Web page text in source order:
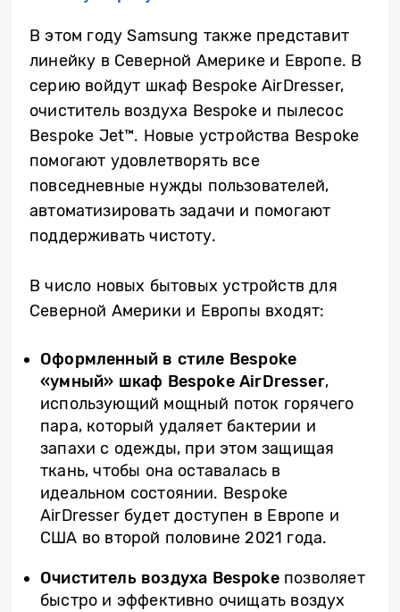
В этом году Samsung также представит
линейку в Северной Америке и Европе. В
серию войдут шкаф Bespoke AirDresser,
очиститель воздуха Bespoke и пылесос
Bespoke Jet™. Новые устройства Bespoke
помогают удовлетворять все
повседневные нужды пользователей,
автоматизировать задачи и помогают
поддерживать чистоту.
В число новых бытовых устройств для
Северной Америки и Европы входят:
Оформленный в стиле Bespoke
«умный» шкаф Bespoke AirDresser,
использующий мощный поток горячего
пара, который удаляет бактерии и
запахи с одежды, при этом защищая
ткань, чтобы она оставалась в
идеальном состоянии. Bespoke
AirDresser будет доступен в Европе и
США во второй половине 2021 года.
Очиститель воздуха Bespokeпозволяет
быстро и эффективно очищать воздух